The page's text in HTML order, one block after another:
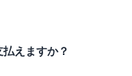
えますか？